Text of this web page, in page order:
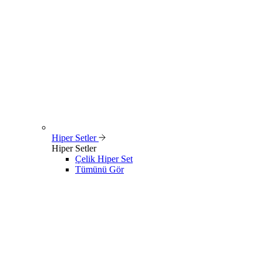
Hiper Setler
Hiper Setler
Çelik Hiper Set
Tümünü Gör